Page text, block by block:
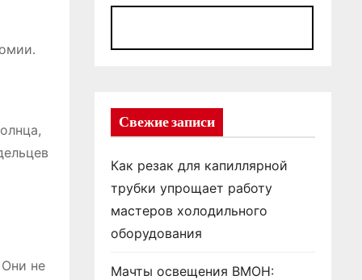
Они не
Свежие записи
Как резак для капиллярной
трубки упрощает работу
мастеров холодильного
оборудования
Мачты освещения ВМОН: